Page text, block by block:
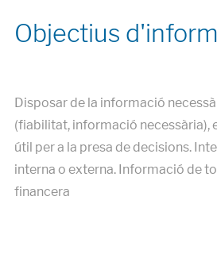
Disposar de la informació
(fiabilitat, informació necessària),
útil per a la presa de decisions.
interna o externa. Informació de
financera